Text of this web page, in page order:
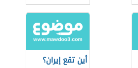
أين تقع إيران؟